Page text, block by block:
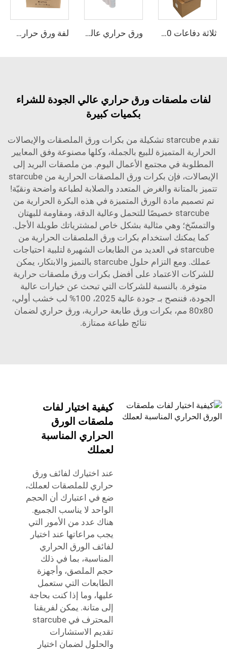
ثلاثة دفاعات 50*30 60*40 لفة ملصقات ورق حراري وورق 40*30 ورق حراري عالي الجودة وبأسعار معقولة مقاس 57x40 لتلبية احتياجاتك في الطباعة لفة ورق حراري بوظيفة السعر مباشرة من المصنع وبسعر رخيص، ورق ماكينة الكاشير 57x40 مم، تُستخدم في السوبرماركت والبنوك والفنادق والمطاعم
لفات ملصقات ورق حراري عالي الجودة للشراء
بكميات كبيرة
تقدم starcube تشكيلة من بكرات ورق الملصقات والإيصالات
الحرارية المتميزة للبيع بالجملة، وكلها مصنوعة وفق المعايير
المطلوبة في مجتمع الأعمال اليوم. من ملصقات البريد إلى
الإيصالات، فإن بكرات ورق الملصقات الحرارية من starcube
تتميز بالمتانة والغرض المتعدد والصلابة لطباعة واضحة ونقيّة!
تم تصميم مادة الورق المتميزة في هذه البكرة الحرارية من
starcube خصيصًا للتحمل وعالية الدقة، ومقاومة للبهتان
والتمسّخ؛ وهي مثالية بشكل خاص لمشترياتك طويلة الأجل.
كما يمكنك استخدام بكرات ورق الملصقات الحرارية من
starcube في العديد من الطابعات الشهيرة لتلبية احتياجات
عملك. ومع التزام حلول starcube بالتميز والابتكار، يمكن
للشركات الاعتماد على أفضل بكرات ورق ملصقات حرارية
متوفرة. بالنسبة للشركات التي تبحث عن خيارات عالية
الجودة، فننصح بـ
جودة عالية 2025، 100% لب خشب أولي،
80x80 مم، بكرات ورق طابعة حرارية، ورق حراري
لضمان
نتائج طباعة ممتازة.
كيفية اختيار لفات
ملصقات الورق
الحراري المناسبة
لعملك
عند اختيارك لفائف ورق
حراري للملصقات لعملك،
ضع في اعتبارك أن الحجم
الواحد لا يناسب الجميع.
هناك عدد من الأمور التي
يجب مراعاتها عند اختيار
لفائف الورق الحراري
المناسبة، بما في ذلك
حجم الملصق، وأجهزة
الطابعات التي ستعمل
عليها، وما إذا كنت بحاجة
إلى متانة. يمكن لفريقنا
المحترف في starcube
تقديم الاستشارات
والحلول لضمان اختيار